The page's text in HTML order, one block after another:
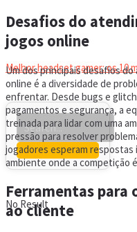
HEADSET
Melhor headset gamer: os 10
No Result
Desafios do
jogos online
Um dos principais desafios
online é a diversidade de
enfrentar. Desde bugs e
pagamentos e segurança, a
treinada para lidar com uma
pressão para resolver
jogadores esperam
ambiente onde a competição
Ferramentas
ao cliente